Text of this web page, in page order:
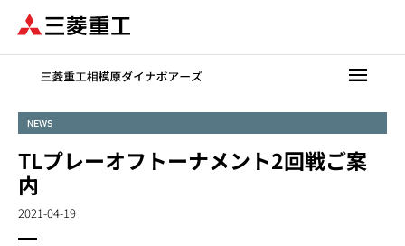
ン
NEWS
TLプレーオフトーナメント2回戦ご案
内
2021-04-19